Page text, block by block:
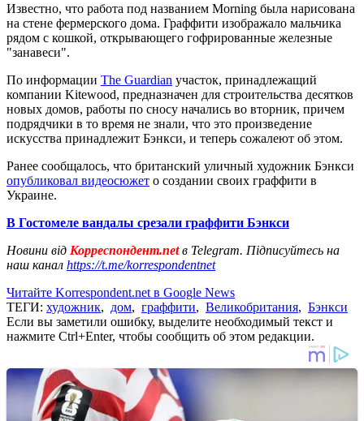
Известно, что работа под названием Morning была нарисована
на стене фермерского дома. Граффити изображало мальчика
рядом с кошкой, открывающего гофрированные железные
"занавеси".
По информации The Guardian участок, принадлежащий
компании Kitewood, предназначен для строительства десятков
новых домов, работы по сносу начались во вторник, причем
подрядчики в то время не знали, что это произведение
искусства принадлежит Бэнкси, и теперь сожалеют об этом.
Ранее сообщалось, что британский уличный художник Бэнкси
опубликовал видеосюжет о создании своих граффити в
Украине.
В Гостомеле вандалы срезали граффити Бэнкси
Новини від Корреспондент.netв Telegram. Підписуйтесь на
наш канал https://t.me/korrespondentnet
Читайте Korrespondent.net в Google News
ТЕГИ: художник, дом, граффити, Великобритания, Бэнкси
Если вы заметили ошибку, выделите необходимый текст и
нажмите Ctrl+Enter, чтобы сообщить об этом редакции.